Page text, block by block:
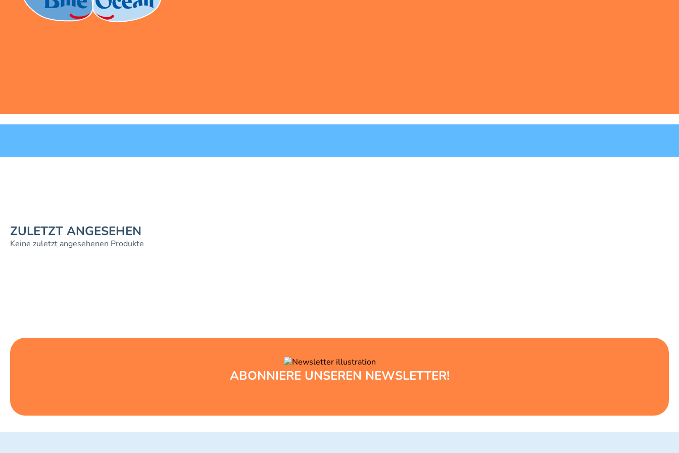
ZULETZT ANGESEHEN
Keine zuletzt angesehenen Produkte
ABONNIERE UNSEREN NEWSLETTER!